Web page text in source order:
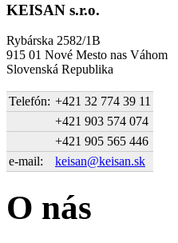
KEISAN s.r.o.
Rybárska 2582/1B
915 01 Nové Mesto nas Váhom
Slovenská Republika
Telefón: +421 32 774 39 11
+421 903 574 074
+421 905 565 446
e-mail:
keisan@keisan.sk
O nás